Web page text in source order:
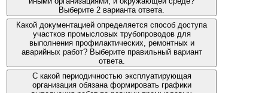
Выберите 2 варианта ответа.
Какой документацией определяется способ доступа
участков промысловых трубопроводов для
выполнения профилактических, ремонтных и
аварийных работ? Выберите правильный вариант
ответа.
С какой периодичностью эксплуатирующая
организация обязана формировать графики